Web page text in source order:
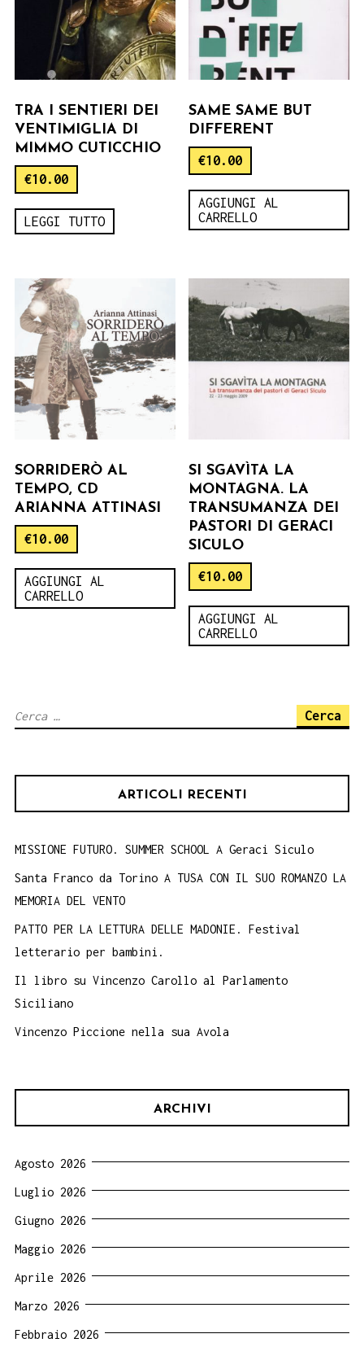
TRA I SENTIERI DEI
VENTIMIGLIA DI
MIMMO CUTICCHIO
€10.00
LEGGI TUTTO
SAME SAME BUT
DIFFERENT
€10.00
AGGIUNGI AL
CARRELLO
SORRIDERÒ AL
TEMPO, CD
ARIANNA ATTINASI
€10.00
AGGIUNGI AL
CARRELLO
SI SGAVÌTA LA
MONTAGNA. LA
TRANSUMANZA DEI
PASTORI DI GERACI
SICULO
€10.00
AGGIUNGI AL
CARRELLO
Ricerca
ARTICOLI RECENTI
MISSIONE FUTURO. SUMMER SCHOOL A Geraci Siculo
Santa Franco da Torino A TUSA CON IL SUO ROMANZO LA
MEMORIA DEL VENTO
PATTO PER LA LETTURA DELLE MADONIE. Festival
letterario per bambini.
Il libro su Vincenzo Carollo al Parlamento
Siciliano
Vincenzo Piccione nella sua Avola
ARCHIVI
Agosto 2026
Luglio 2026
Giugno 2026
Maggio 2026
Aprile 2026
Marzo 2026
Febbraio 2026